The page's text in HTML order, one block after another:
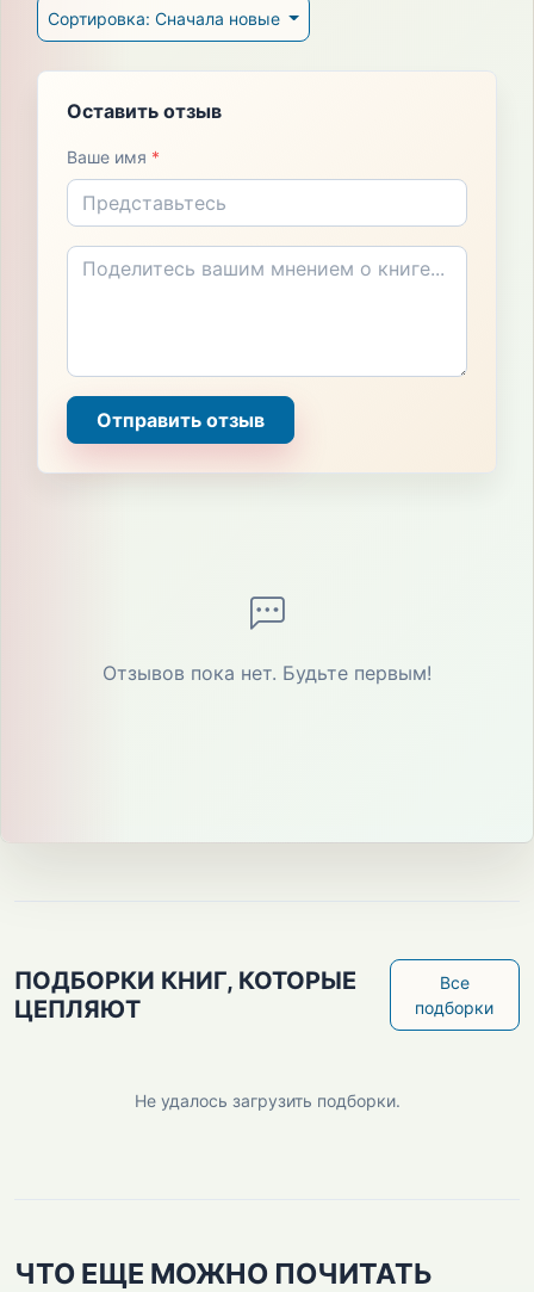
Сортировка: Сначала новые
Оставить отзыв
Ваше имя *
Отправить отзыв
Отзывов пока нет. Будьте первым!
ПОДБОРКИ КНИГ, КОТОРЫЕ
ЦЕПЛЯЮТ
Все
подборки
Не удалось загрузить подборки.
ЧТО ЕЩЕ МОЖНО ПОЧИТАТЬ